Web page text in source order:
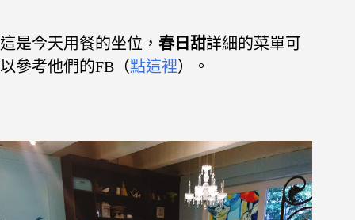
這是今天用餐的坐位， 春日甜詳細的菜單可
以參考他們的FB （點這裡）。